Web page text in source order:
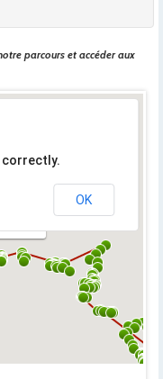
parcours et accéder aux
correctly.
OK